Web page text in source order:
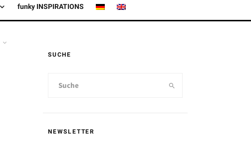
funky INSPIRATIONS
SUCHE
NEWSLETTER